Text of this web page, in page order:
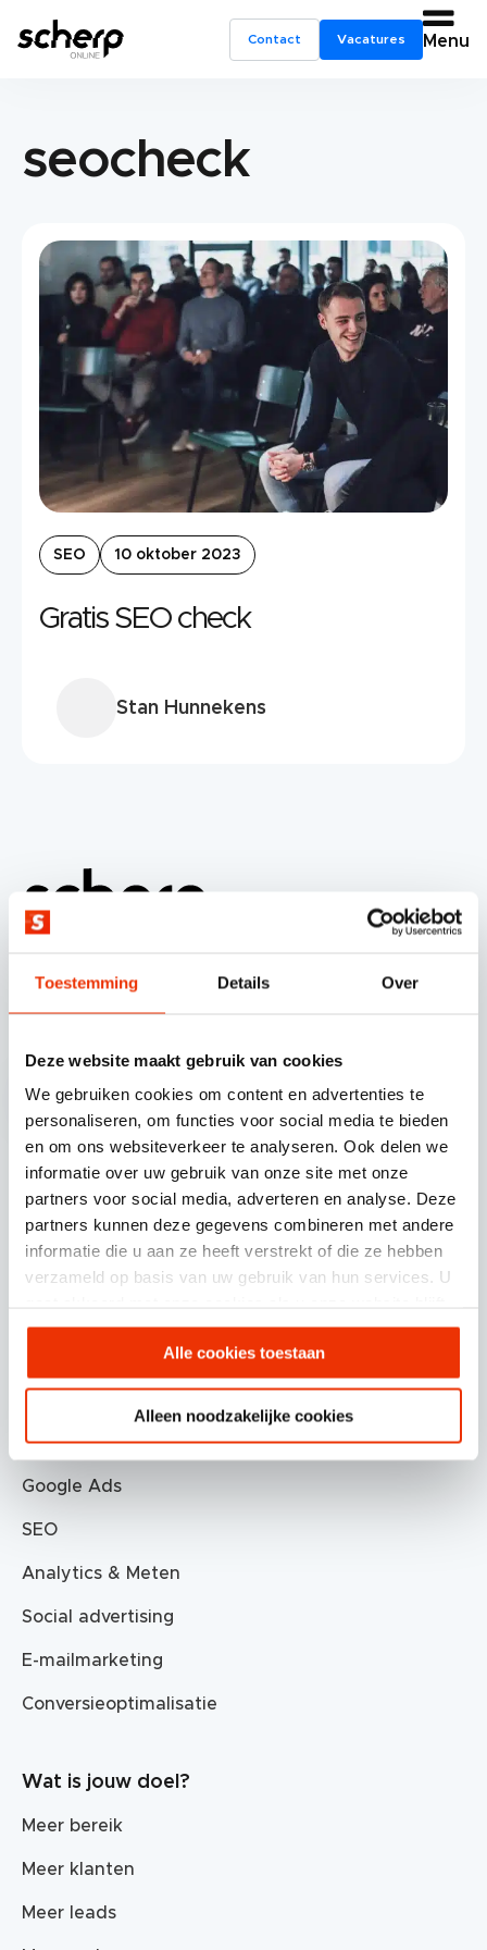
Toestemming Details Over
Deze website maakt gebruik van cookies
We gebruiken cookies om content en advertenties te
personaliseren, om functies voor social media te bieden
en om ons websiteverkeer te analyseren. Ook delen we
informatie over uw gebruik van onze site met onze
partners voor social media, adverteren en analyse. Deze
partners kunnen deze gegevens combineren met andere
informatie die u aan ze heeft verstrekt of die ze hebben
verzameld op basis van uw gebruik van hun services. U
gebruiken.
Alle cookies toestaan
Alleen noodzakelijke cookies
Contact Vacatures Menu
seocheck
SEO 10 oktober 2023
Gratis SEO check
Stan Hunnekens
Scherponline.nl BV.
Professor Doctor Dorgelolaan 14
5613 AM Eindhoven
085 30 30 720
info@scherponline.nl
Specialisme
Google Ads
SEO
Analytics & Meten
Social advertising
E-mailmarketing
Conversieoptimalisatie
Wat is jouw doel?
Meer bereik
Meer klanten
Meer leads